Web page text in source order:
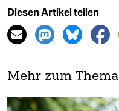
Diesen Artikel teilen
Mehr zum Thema